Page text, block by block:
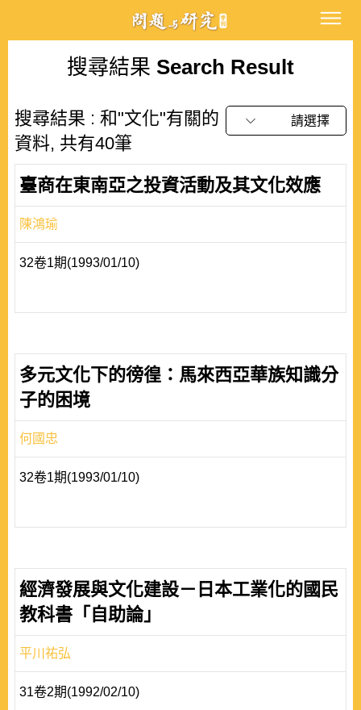
搜尋結果 Search Result
搜尋結果 : 和"文化"有關的
資料, 共有40筆
請選擇
臺商在東南亞之投資活動及其文化效應
陳鴻瑜
32卷1期(1993/01/10)
多元文化下的徬徨：馬來西亞華族知識分
子的困境
何國忠
32卷1期(1993/01/10)
經濟發展與文化建設－日本工業化的國民
教科書「自助論」
平川祐弘
31卷2期(1992/02/10)